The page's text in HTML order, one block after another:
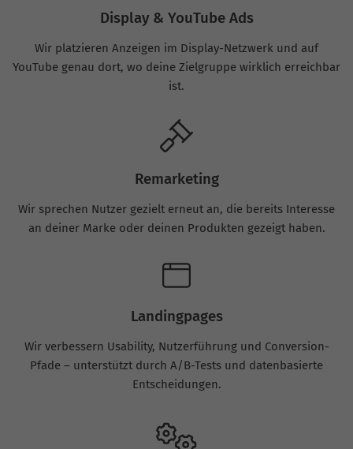
Display & YouTube Ads
Wir platzieren Anzeigen im Display-Netzwerk und auf
YouTube genau dort, wo deine Zielgruppe wirklich erreichbar
ist.
Remarketing
Wir sprechen Nutzer gezielt erneut an, die bereits Interesse
an deiner Marke oder deinen Produkten gezeigt haben.
Landingpages
Wir verbessern Usability, Nutzerführung und Conversion-
Pfade – unterstützt durch A/B-Tests und datenbasierte
Entscheidungen.